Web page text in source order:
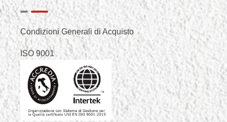
Condizioni Generali di Acquisto
ISO 9001